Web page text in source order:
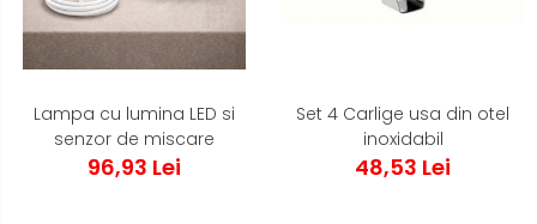
Lampa cu lumina LED si
senzor de miscare
96,93 Lei
Set 4 Carlige usa din otel
inoxidabil
48,53 Lei